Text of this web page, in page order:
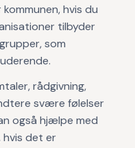
hvis du
tilbyder
som
rådgivning,
svære følelser
også hjælpe med
det er